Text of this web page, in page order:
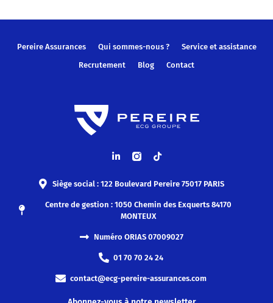
Pereire Assurances Qui sommes-nous ?
Service et assistance
Recrutement
Blog Contact
Siège social : 122 Boulevard Pereire 75017 PARIS
Centre de gestion : 1050 Chemin des Exquerts 84170
MONTEUX
Numéro ORIAS 07009027
01 70 70 24 24
contact@ecg-pereire-assurances.com